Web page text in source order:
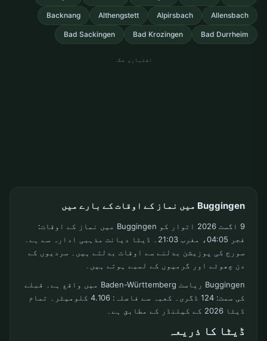
Allensbach
Alpirsbach
Althengstett
Backnang
Bad Durrheim
Bad Krozingen
Bad Sackingen
اشتہاری جگہ
Buggingen میں نماز کے اوقات کے بارے میں
9 اگست 2026 اتوار کو Buggingen میں نماز کے اوقات:
فجر 04:05، مغرب 21:03۔ ڈیٹا دیانت مذہبی ادارہ سے ہے۔
سورج کی پوزیشن بدلنے سے اوقات بدلتے ہیں۔ سردیوں کے
دن چھوٹے اور گرمیوں کے لمبے ہوتے ہیں۔
Buggingen ریاست Baden-Württemberg میں واقع ہے۔ قبلے
کی سمت: 124 ڈگری۔ کعبہ سے فاصلہ: 4.106 کلومیٹر۔ تمام
ڈیٹا 2026 کے کیلنڈر کے مطابق ہے۔
ڈیٹا کا ذریعہ